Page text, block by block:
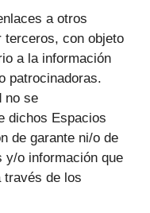
a otros
terceros, con objeto
a la información
patrocinadoras.
no se
dichos Espacios
de garante ni/o de
y/o información que
través de los